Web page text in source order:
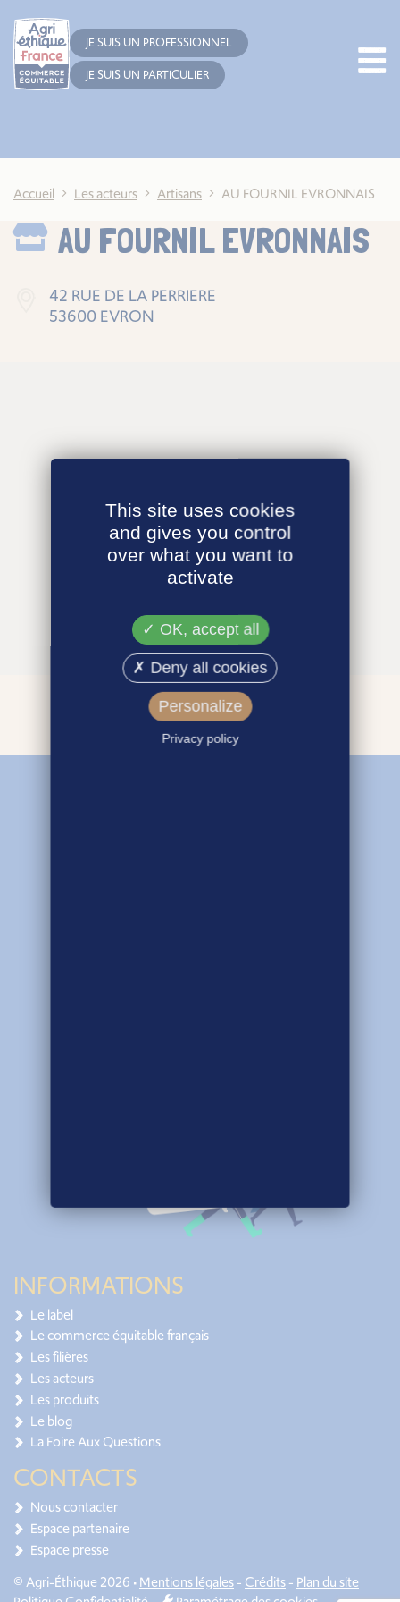
JE SUIS UN PROFESSIONNEL
JE SUIS UN PARTICULIER
Accueil Les acteurs Artisans AU FOURNIL EVRONNAIS
AU FOURNIL EVRONNAIS
42 RUE DE LA PERRIERE
53600 EVRON
INFORMATIONS
Le label
Le commerce équitable français
Les filières
Les acteurs
Les produits
Le blog
La Foire Aux Questions
CONTACTS
Nous contacter
Espace partenaire
Espace presse
© Agri-Éthique 2026 •Mentions légales- Crédits- Plan du site
This site uses cookies
and gives you control
over what you want to
activate
OK, accept all
Deny all cookies
Personalize
Privacy policy